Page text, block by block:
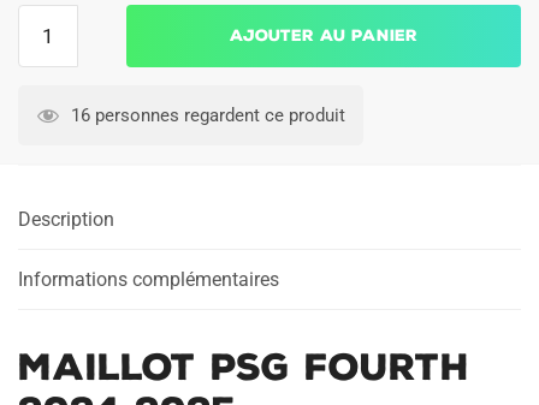
PSG
Ajouter au panier
16 personnes regardent ce produit
Description
Informations complémentaires
Maillot PSG Fourth